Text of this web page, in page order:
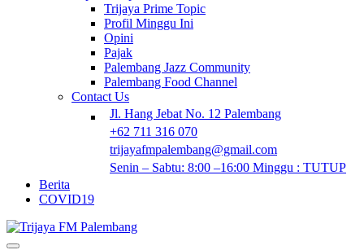
Trijaya Prime Topic
Profil Minggu Ini
Opini
Pajak
Palembang Jazz Community
Palembang Food Channel
Contact Us
Jl. Hang Jebat No. 12 Palembang
+62 711 316 070
trijayafmpalembang@gmail.com
Senin – Sabtu: 8:00 –16:00 Minggu : TUTUP
Berita
COVID19